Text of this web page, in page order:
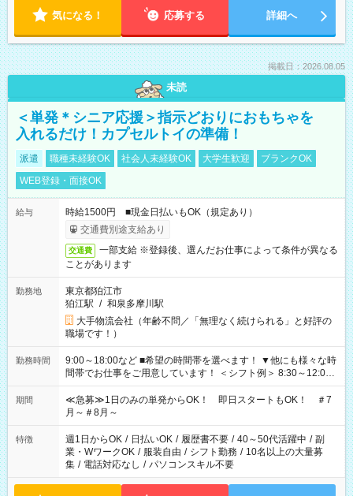
気になる！ 応募する 詳細へ
掲載日：2026.08.05
未読
＜単発＊シニア応援＞指示どおりにおもちゃを
入れるだけ！カプセルトイの準備！
派遣 職種未経験OK 社会人未経験OK 大学生歓迎
ブランクOK
WEB登録・面接OK
給与
時給1500円 ■現金日払いもOK（規定あり）
交通費別途支給あり
交通費
一部支給 ※登録後、選んだお仕事によって条件が異なる
ことがあります
勤務地
東京都狛江市
狛江駅 / 和泉多摩川駅
大手物流会社（年齢不問／「無理なく続けられる」と好評の
職場です！）
勤務時間
9:00～18:00など ■希望の時間帯を選べます！ ▼他にも様々な時
間帯でお仕事をご用意しています！ ＜シフト例＞ 8:30～12:00
17:00～22:00 13:00～22:00 22:00～翌6:00 など
期間
≪急募≫1日のみの単発からOK！ 即日スタートもOK！ ＃7
月～＃8月～
特徴 週1日からOK / 日払いOK / 履歴書不要 / 40～50代活躍中 / 副
業・WワークOK / 服装自由 / シフト勤務 / 10名以上の大量募
集 / 電話対応なし / パソコンスキル不要